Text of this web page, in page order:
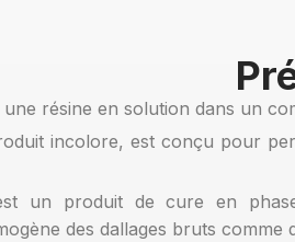
une résine en solution dans un
incolore, est conçu pour
un produit de cure en
des dallages bruts